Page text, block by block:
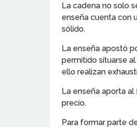
La cadena no solo
enseña cuenta con
sólido.
La enseña apostó
permitido situarse
ello realizan
La enseña aporta
precio.
Para formar parte